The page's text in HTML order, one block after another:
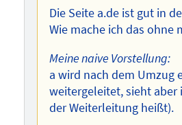
Die Seite a.de ist gut in
Wie mache ich das ohne
Meine naive Vorstellung:
a wird nach dem Umzug
weitergeleitet, sieht aber
der Weiterleitung heißt).